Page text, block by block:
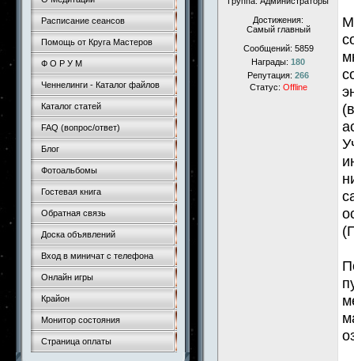
Расписание сеансов
Помощь от Круга Мастеров
Ф О Р У М
Ченнелинги - Каталог файлов
Каталог статей
FAQ (вопрос/ответ)
Блог
Фотоальбомы
Гостевая книга
Обратная связь
Доска объявлений
Вход в миничат с телефона
Онлайн игры
Крайон
Монитор состояния
Страница оплаты
Достижения:
Самый главный
Сообщений: 5859
Награды: 180
Репутация: 266
Статус: Offline